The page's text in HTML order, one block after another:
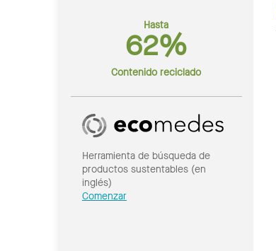
Hasta
62%
Contenido reciclado
Herramienta de búsqueda de
productos sustentables (en
inglés)
Comenzar